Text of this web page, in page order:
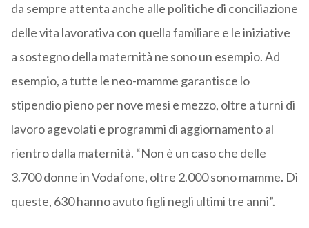
da sempre attenta anche alle politiche di conciliazione
delle vita lavorativa con quella familiare e le iniziative
a sostegno della maternità ne sono un esempio. Ad
esempio, a tutte le neo-mamme garantisce lo
stipendio pieno per nove mesi e mezzo, oltre a turni di
lavoro agevolati e programmi di aggiornamento al
rientro dalla maternità. “Non è un caso che delle
3.700 donne in Vodafone, oltre 2.000 sono mamme. Di
queste, 630 hanno avuto figli negli ultimi tre anni”.